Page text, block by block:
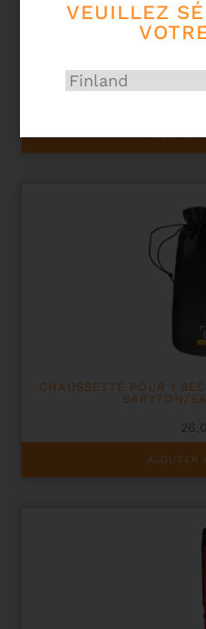
VEUILLEZ
BARYTON
CHAUSSETTE POUR 1
BARYTON/
AJOUTER